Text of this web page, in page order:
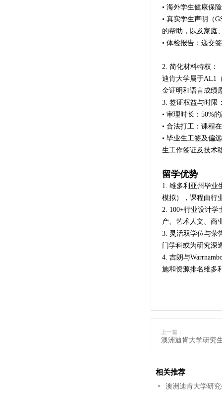
• 海外学生健康保
• 真实学生声明（
的帮助，以及家庭
• 体检报告：递交
2. 简化材料特权：
迪肯大学属于AL1
金证明和语言成绩
3. 签证权益与时限
• 审理时长：50%
• 合法打工：课程
• 毕业生工签及偏
生工作签证及技术
留学优势
1. 维多利亚州毕业
模拟），课程由行
2. 100+行业设计
产、艺术人文、商
3. 灵活双学位与荣
门学科或为研究深
4. 吉朗与
施和资源排名维多
上一篇：
澳洲迪肯大学研究
相关推荐
澳洲迪肯大学研